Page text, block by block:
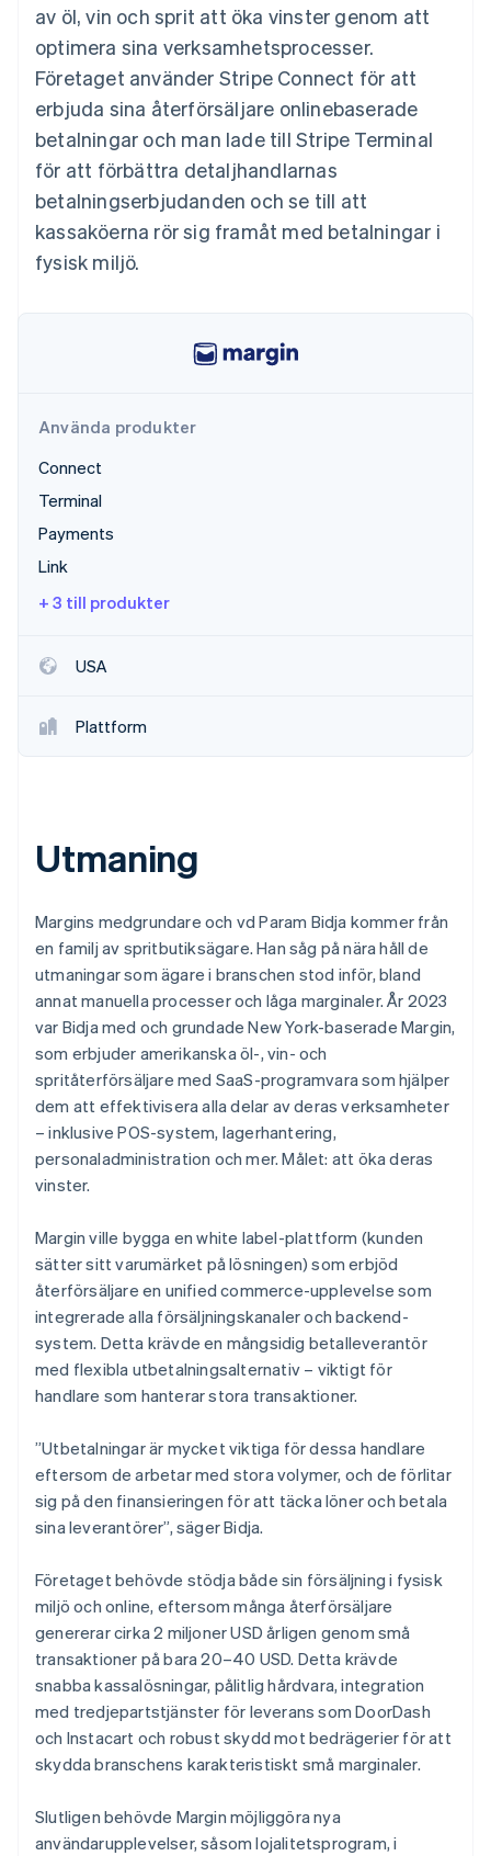
Link
Accelererad kassaprocess
Länkade finanskontodata
Recognition
Automatiserad
redovisning
Stripe Sigma
Anpassade
rapporter
Data Pipeline
Datasynkronisering
Mer
Product roadmap
Radar
Climate
Koldioxidinfångning
Identity
Identitetsverifiering online
Plattformar
Efter bransch
AI-företag
Kreatörsekonomi
Spel
Besöksnäring, resor
och fritid
underhållning
Professionella tjänster
Offentlig sektor
Erbjud
fakturering
Utfärda stablecoin-
stödda kort
Tillhandahåll och
hantera tjänster med
agenter
Resurser
Kodexempel
API-status
Företag
Produktplan
Sessions årliga
konferens
Karriärer
Nyhetsrum
Stripe Press
Kontakt
av öl, vin och sprit att öka vinster genom att
optimera sina verksamhetsprocesser.
Företaget använder Stripe Connect för att
erbjuda sina återförsäljare onlinebaserade
betalningar och man lade till Stripe Terminal
för att förbättra detaljhandlarnas
betalningserbjudanden och se till att
kassaköerna rör sig framåt med betalningar i
fysisk miljö.
Använda produkter
Connect
Terminal
Payments
Link
+ 3 till produkter
USA
Plattform
Utmaning
Margins medgrundare och vd Param Bidja kommer från
en familj av spritbutiksägare. Han såg på nära håll de
utmaningar som ägare i branschen stod inför, bland
annat manuella processer och låga marginaler. År 2023
var Bidja med och grundade New York-baserade Margin,
som erbjuder amerikanska öl-, vin- och
spritåterförsäljare med SaaS-programvara som hjälper
dem att effektivisera alla delar av deras verksamheter
– inklusive POS-system, lagerhantering,
personaladministration och mer. Målet: att öka deras
vinster.
Margin ville bygga en white label-plattform (kunden
sätter sitt varumärket på lösningen) som erbjöd
återförsäljare en unified commerce-upplevelse som
integrerade alla försäljningskanaler och backend-
system. Detta krävde en mångsidig betalleverantör
med flexibla utbetalningsalternativ – viktigt för
handlare som hanterar stora transaktioner.
”Utbetalningar är mycket viktiga för dessa handlare
eftersom de arbetar med stora volymer, och de förlitar
sig på den finansieringen för att täcka löner och betala
sina leverantörer”, säger Bidja.
Företaget behövde stödja både sin försäljning i fysisk
miljö och online, eftersom många återförsäljare
genererar cirka 2 miljoner USD årligen genom små
transaktioner på bara 20–40 USD. Detta krävde
snabba kassalösningar, pålitlig hårdvara, integration
med tredjepartstjänster för leverans som DoorDash
och Instacart och robust skydd mot bedrägerier för att
skydda branschens karakteristiskt små marginaler.
Slutligen behövde Margin möjliggöra nya
användarupplevelser, såsom lojalitetsprogram, i